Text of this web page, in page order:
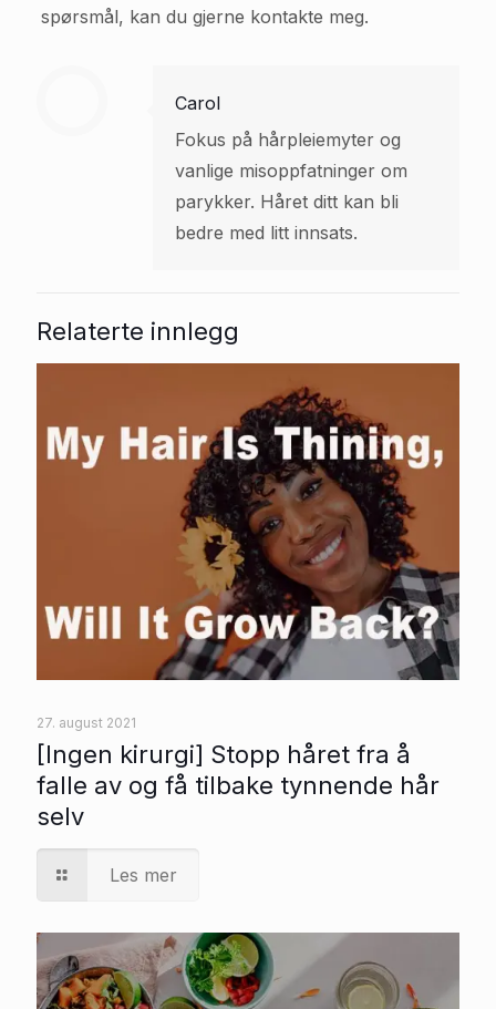
spørsmål, kan du gjerne kontakte meg.
Carol
Fokus på hårpleiemyter og
vanlige misoppfatninger om
parykker. Håret ditt kan bli
bedre med litt innsats.
Relaterte innlegg
27. august 2021
[Ingen kirurgi] Stopp håret fra å
falle av og få tilbake tynnende hår
selv
Les mer